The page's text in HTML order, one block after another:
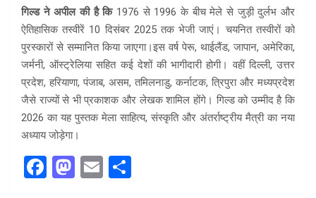
गिल्ड ने अपील की है कि1976 से 1996 के बीच मेले से जुड़ी दुर्लभ और
ऐतिहासिक तस्वीरें 10 दिसंबर 2025 तक भेजी जाएं। चयनित तस्वीरों को
पुरस्कारों से सम्मानित किया जाएगा।इस वर्ष पेरू, थाईलैंड, जापान, अमेरिका,
जर्मनी, ऑस्ट्रेलिया सहित कई देशों की भागीदारी होगी। वहीं दिल्ली, उत्तर
प्रदेश, हरियाणा, पंजाब, असम, तमिलनाडु, कर्नाटक, त्रिपुरा और मध्यप्रदेश
जैसे राज्यों से भी प्रकाशक और लेखक शामिल होंगे। गिल्ड को उम्मीद है कि
2026 का यह पुस्तक मेला साहित्य, संस्कृति और अंतर्राष्ट्रीय मैत्री का नया
अध्याय जोड़ेगा।
F
M E